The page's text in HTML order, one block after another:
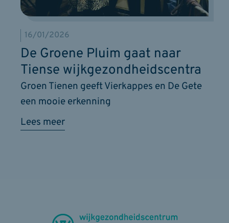
Lees meer
Groen Tienen geeft Vierkappes en De Gete
een mooie erkenning
De Groene Pluim gaat naar
Tiense wijkgezondheidscentra
16/01/2026